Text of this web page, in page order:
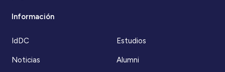
Información
IdDC
Noticias
Estudios
Alumni